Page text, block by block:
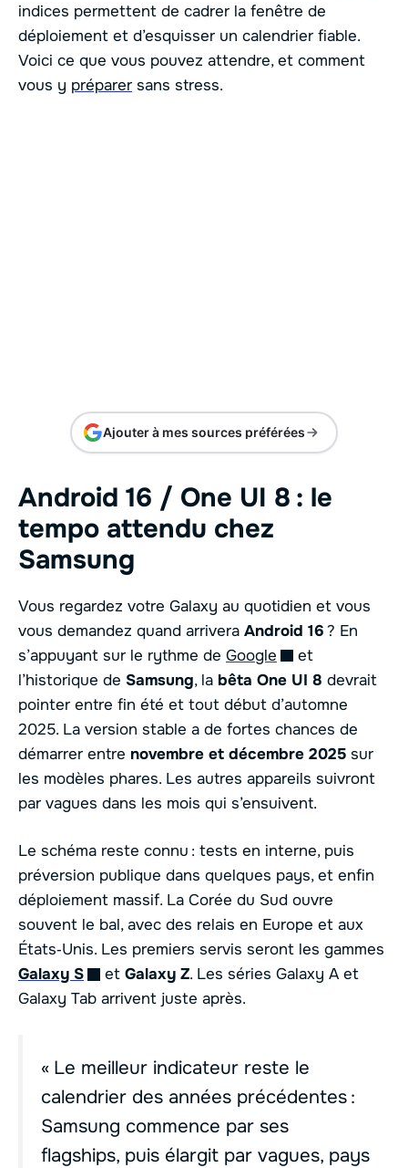
indices permettent de cadrer la fenêtre de
déploiement et d’esquisser un calendrier fiable.
Voici ce que vous pouvez attendre, et comment
vous y préparer sans stress.
Ajouter à mes sources préférées
Android 16 / One UI 8 : le
tempo attendu chez
Samsung
Vous regardez votre Galaxy au quotidien et vous
vous demandez quand arrivera Android 16? En
s’appuyant sur le rythme de Google
et
l’historique de Samsung, la bêta One UI 8 devrait
pointer entre fin été et tout début d’automne
2025. La version stable a de fortes chances de
démarrer entre novembre et décembre 2025 sur
les modèles phares. Les autres appareils suivront
par vagues dans les mois qui s’ensuivent.
Le schéma reste connu : tests en interne, puis
préversion publique dans quelques pays, et enfin
déploiement massif. La Corée du Sud ouvre
souvent le bal, avec des relais en Europe et aux
États‑Unis. Les premiers servis seront les gammes
Galaxy S
et Galaxy Z. Les séries Galaxy A et
Galaxy Tab arrivent juste après.
« Le meilleur indicateur reste le
calendrier des années précédentes :
Samsung commence par ses
flagships, puis élargit par vagues, pays